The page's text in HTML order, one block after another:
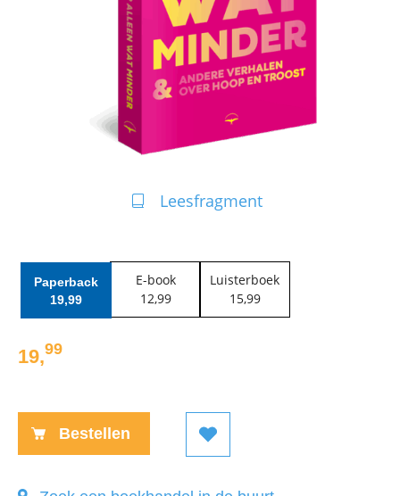
Paperback
19,99
E-book
12,99
Luisterboek
15,99
Paperback:
19,99
Bestellen
Leesfragment